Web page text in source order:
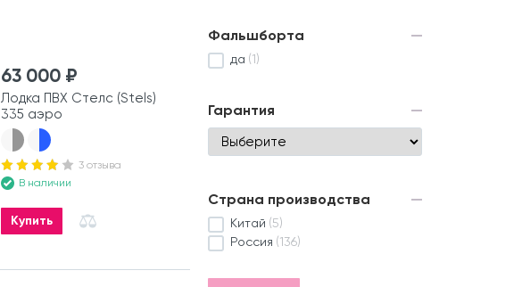
63 000 ₽
Лодка ПВХ Стелс (Stels)
335 аэро
3 отзыва
В наличии
Купить
Фальшборта
да (1)
Гарантия
Страна производства
Китай (5)
Россия (136)